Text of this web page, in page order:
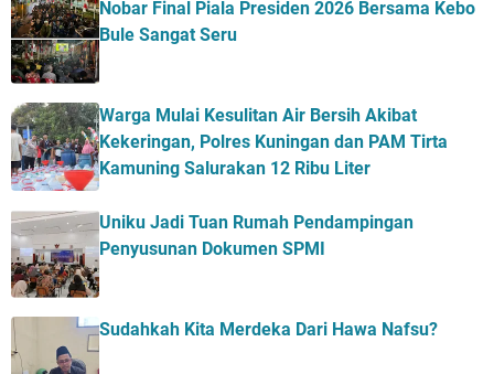
Nobar Final Piala Presiden 2026 Bersama Kebo
Bule Sangat Seru
Warga Mulai Kesulitan Air Bersih Akibat
Kekeringan, Polres Kuningan dan PAM Tirta
Kamuning Salurakan 12 Ribu Liter
Uniku Jadi Tuan Rumah Pendampingan
Penyusunan Dokumen SPMI
Sudahkah Kita Merdeka Dari Hawa Nafsu?